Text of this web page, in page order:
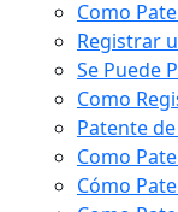
Como
Registrar
Se Puede
Como
Patente
Como
Cómo